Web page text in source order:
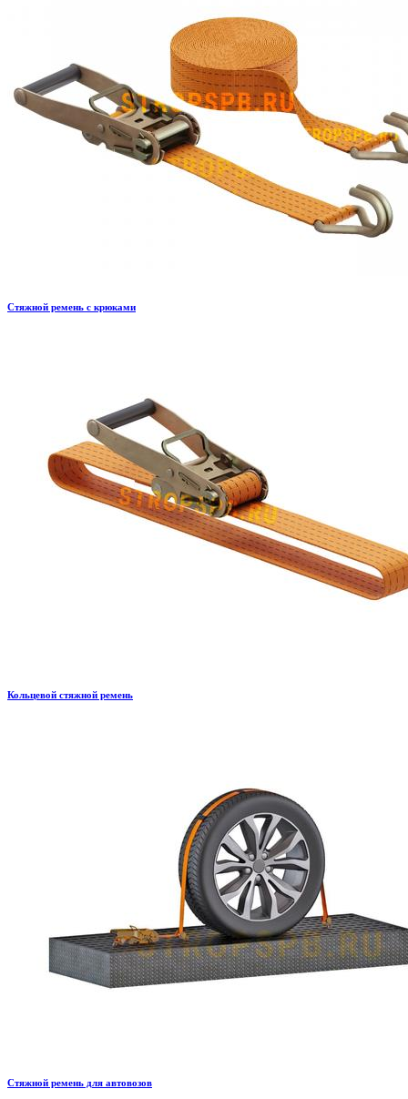
Стяжной ремень с крюками
Кольцевой стяжной ремень
Стяжной ремень для автовозов